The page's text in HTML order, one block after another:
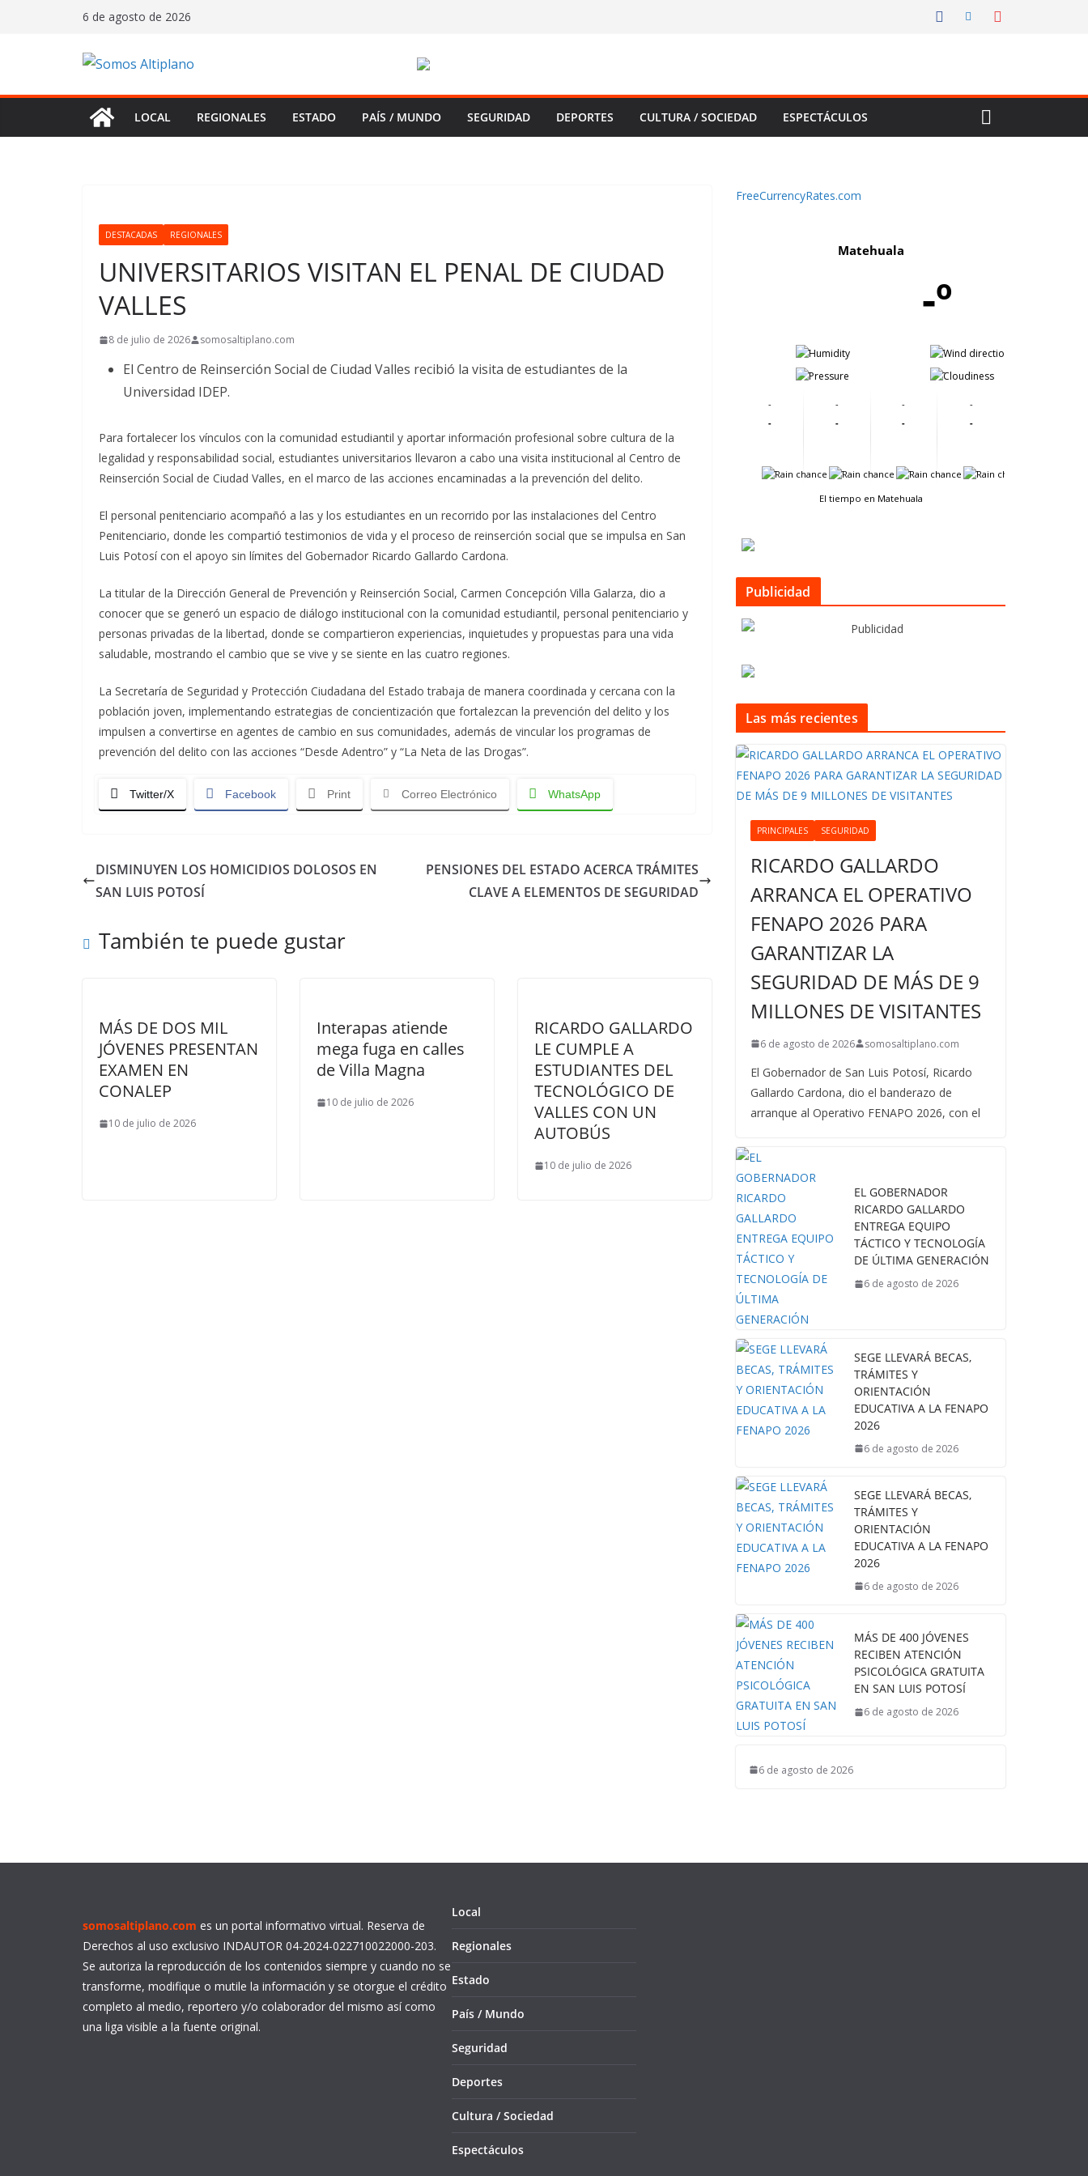
6 de agosto de 2026
LOCAL REGIONALES ESTADO PAÍS / MUNDO SEGURIDAD DEPORTES CULTURA / SOCIEDAD ESPECTÁCULOS
DESTACADAS REGIONALES
UNIVERSITARIOS VISITAN EL PENAL DE CIUDAD
VALLES
8 de julio de 2026 somosaltiplano.com
El Centro de Reinserción Social de Ciudad Valles recibió la visita de estudiantes de la
Universidad IDEP.
Para fortalecer los vínculos con la comunidad estudiantil y aportar información profesional sobre cultura de la
legalidad y responsabilidad social, estudiantes universitarios llevaron a cabo una visita institucional al Centro de
Reinserción Social de Ciudad Valles, en el marco de las acciones encaminadas a la prevención del delito.
El personal penitenciario acompañó a las y los estudiantes en un recorrido por las instalaciones del Centro
Penitenciario, donde les compartió testimonios de vida y el proceso de reinserción social que se impulsa en San
Luis Potosí con el apoyo sin límites del Gobernador Ricardo Gallardo Cardona.
La titular de la Dirección General de Prevención y Reinserción Social, Carmen Concepción Villa Galarza, dio a
conocer que se generó un espacio de diálogo institucional con la comunidad estudiantil, personal penitenciario y
personas privadas de la libertad, donde se compartieron experiencias, inquietudes y propuestas para una vida
saludable, mostrando el cambio que se vive y se siente en las cuatro regiones.
La Secretaría de Seguridad y Protección Ciudadana del Estado trabaja de manera coordinada y cercana con la
población joven, implementando estrategias de concientización que fortalezcan la prevención del delito y los
impulsen a convertirse en agentes de cambio en sus comunidades, además de vincular los programas de
prevención del delito con las acciones “Desde Adentro” y “La Neta de las Drogas”.
Twitter/X Facebook Print Correo Electrónico WhatsApp
DISMINUYEN LOS HOMICIDIOS DOLOSOS EN
SAN LUIS POTOSÍ
PENSIONES DEL ESTADO ACERCA TRÁMITES
CLAVE A ELEMENTOS DE SEGURIDAD
También te puede gustar
MÁS DE DOS MIL
JÓVENES PRESENTAN
EXAMEN EN
CONALEP
10 de julio de 2026
Interapas atiende
mega fuga en calles
de Villa Magna
10 de julio de 2026
RICARDO GALLARDO
LE CUMPLE A
ESTUDIANTES DEL
TECNOLÓGICO DE
VALLES CON UN
AUTOBÚS
10 de julio de 2026
FreeCurrencyRates.com
Matehuala
-º
-
-
-
-
-
-
-
-
-
-
-
-
-
-
-
-
El tiempo en Matehuala
Publicidad
Las más recientes
PRINCIPALES SEGURIDAD
RICARDO GALLARDO
ARRANCA EL OPERATIVO
FENAPO 2026 PARA
GARANTIZAR LA
SEGURIDAD DE MÁS DE 9
MILLONES DE VISITANTES
6 de agosto de 2026 somosaltiplano.com
El Gobernador de San Luis Potosí, Ricardo
Gallardo Cardona, dio el banderazo de
arranque al Operativo FENAPO 2026, con el
EL GOBERNADOR
RICARDO GALLARDO
ENTREGA EQUIPO
TÁCTICO Y TECNOLOGÍA
DE ÚLTIMA GENERACIÓN
6 de agosto de 2026
SEGE LLEVARÁ BECAS,
TRÁMITES Y
ORIENTACIÓN
EDUCATIVA A LA FENAPO
2026
6 de agosto de 2026
SEGE LLEVARÁ BECAS,
TRÁMITES Y
ORIENTACIÓN
EDUCATIVA A LA FENAPO
2026
6 de agosto de 2026
MÁS DE 400 JÓVENES
RECIBEN ATENCIÓN
PSICOLÓGICA GRATUITA
EN SAN LUIS POTOSÍ
6 de agosto de 2026
6 de agosto de 2026
somosaltiplano.com es un portal informativo virtual. Reserva de
Derechos al uso exclusivo INDAUTOR 04-2024-022710022000-203.
Se autoriza la reproducción de los contenidos siempre y cuando no se
transforme, modifique o mutile la información y se otorgue el crédito
completo al medio, reportero y/o colaborador del mismo así como
una liga visible a la fuente original.
Local
Regionales
Estado
País / Mundo
Seguridad
Deportes
Cultura / Sociedad
Espectáculos